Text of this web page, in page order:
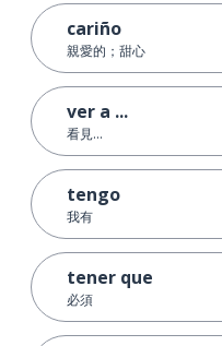
cariño
親愛的；甜心
ver a ...
看見...
tengo
我有
tener que
必須